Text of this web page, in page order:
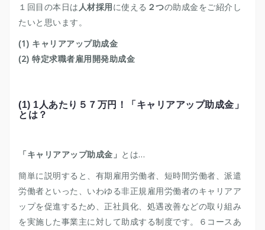
１回目の本日は 人材採用に使える ２つの助成金をご紹介し
たいと思います。
(1) キャリアアップ助成金
(2) 特定求職者雇用開発助成金
(1) 1 人あたり５７万円！「キャリアアップ助成金」
とは？
「キャリアアップ助成金」 とは…
簡単に説明すると、有期雇用労働者、短時間労働者、派遣
労働者といった、いわゆる非正規雇用労働者のキャリアア
ップを促進するため、正社員化、処遇改善などの取り組み
を実施した事業主に対して助成する制度です。６コースあ